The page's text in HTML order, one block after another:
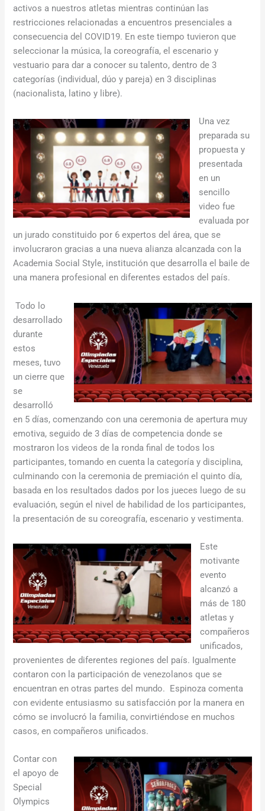
activos a nuestros atletas mientras continúan las
restricciones relacionadas a encuentros presenciales a
consecuencia del COVID19. En este tiempo tuvieron que
seleccionar la música, la coreografía, el escenario y
vestuario para dar a conocer su talento, dentro de 3
categorías (individual, dúo y pareja) en 3 disciplinas
(nacionalista, latino y libre).
Una vez
preparada su
propuesta y
presentada
en un
sencillo
video fue
evaluada por
un jurado constituido por 6 expertos del área, que se
involucraron gracias a una nueva alianza alcanzada con la
Academia Social Style, institución que desarrolla el baile de
una manera profesional en diferentes estados del país.
Todo lo
desarrollado
durante
estos
meses, tuvo
un cierre que
se
desarrolló
en 5 días, comenzando con una ceremonia de apertura muy
emotiva, seguido de 3 días de competencia donde se
mostraron los videos de la ronda final de todos los
participantes, tomando en cuenta la categoría y disciplina,
culminando con la ceremonia de premiación el quinto día,
basada en los resultados dados por los jueces luego de su
evaluación, según el nivel de habilidad de los participantes,
la presentación de su coreografía, escenario y vestimenta.
Este
motivante
evento
alcanzó a
más de 180
atletas y
compañeros
unificados,
provenientes de diferentes regiones del país. Igualmente
contaron con la participación de venezolanos que se
encuentran en otras partes del mundo. Espinoza comenta
con evidente entusiasmo su satisfacción por la manera en
cómo se involucró la familia, convirtiéndose en muchos
casos, en compañeros unificados.
Contar con
el apoyo de
Special
Olympics